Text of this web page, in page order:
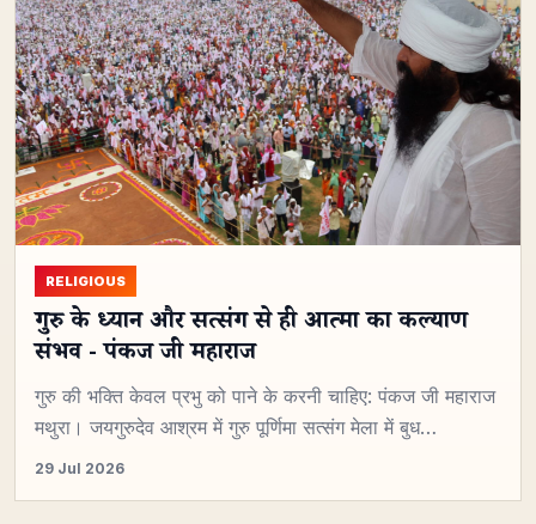
RELIGIOUS
गुरु के ध्यान और सत्संग से ही आत्मा का कल्याण
संभव - पंकज जी महाराज
गुरु की भक्ति केवल प्रभु को पाने के करनी चाहिए: पंकज जी महाराज
मथुरा। जयगुरुदेव आश्रम में गुरु पूर्णिमा सत्संग मेला में बुध…
29 Jul 2026